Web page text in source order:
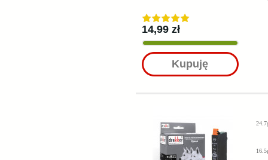
14,99 zł
Kupuję